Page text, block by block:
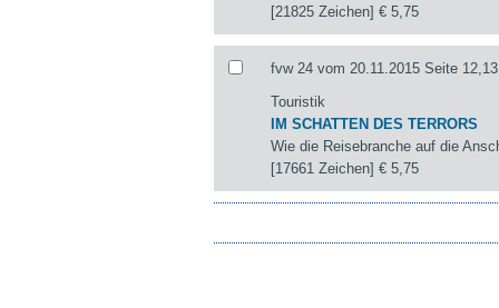
[21825 Zeichen]€ 5,75
fvw 24 vom 20.11.2015 Seite
Touristik
IM SCHATTEN DES TERRORS
Wie die Reisebranche auf die
[17661 Zeichen]€ 5,75